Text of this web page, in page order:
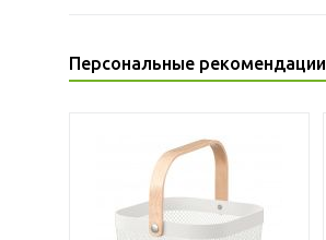
Персональные рекомендации